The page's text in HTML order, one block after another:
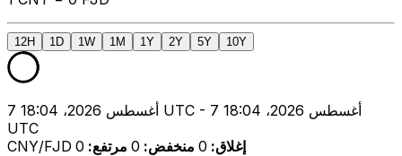
12H 1D 1W 1M 1Y 2Y 5Y 10Y
7 أغسطس 2026، 18:04 UTC - 7 أغسطس 2026، 18:04
UTC
CNY/FJD
إغلاق:
0 منخفض:
0 مرتفع:
0